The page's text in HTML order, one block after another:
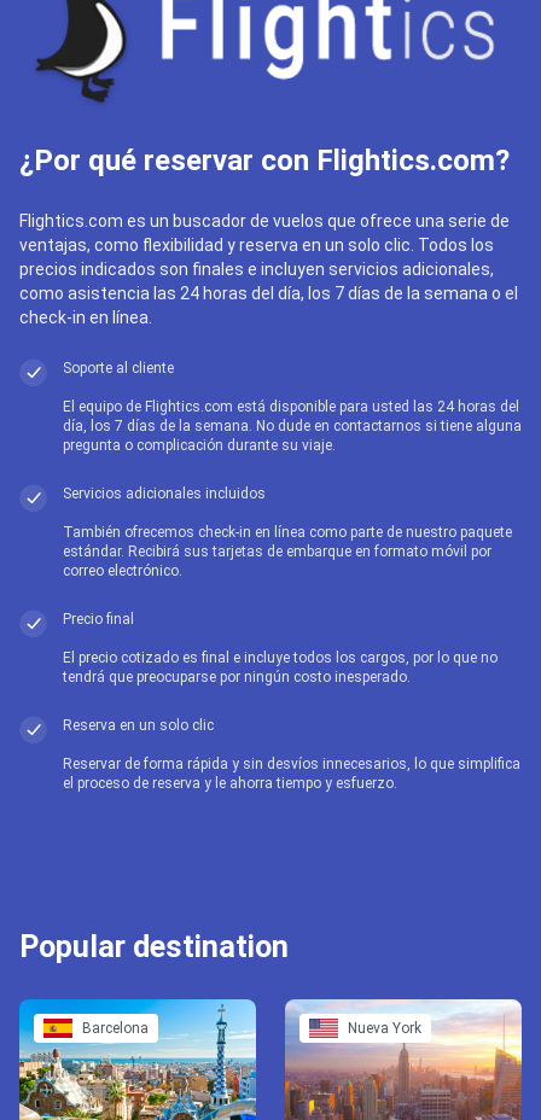
¿Por qué reservar con Flightics.com?
Flightics.com es un buscador de vuelos que ofrece una serie de
ventajas, como flexibilidad y reserva en un solo clic. Todos los
precios indicados son finales e incluyen servicios adicionales,
como asistencia las 24 horas del día, los 7 días de la semana o el
check-in en línea.
Soporte al cliente
El equipo de Flightics.com está disponible para usted las 24 horas del
día, los 7 días de la semana. No dude en contactarnos si tiene alguna
pregunta o complicación durante su viaje.
Servicios adicionales incluidos
También ofrecemos check-in en línea como parte de nuestro paquete
estándar. Recibirá sus tarjetas de embarque en formato móvil por
correo electrónico.
Precio final
El precio cotizado es final e incluye todos los cargos, por lo que no
tendrá que preocuparse por ningún costo inesperado.
Reserva en un solo clic
Reservar de forma rápida y sin desvíos innecesarios, lo que simplifica
el proceso de reserva y le ahorra tiempo y esfuerzo.
Popular destination
Barcelona Nueva York